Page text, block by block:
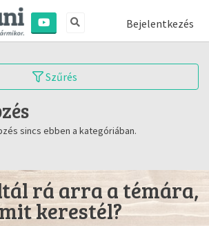
Bejelentkezés
Szűrés
sincs ebben a kategóriában.
rá arra a témára,
kerestél?